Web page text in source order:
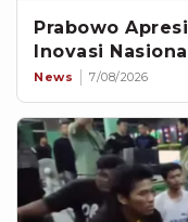
Prabowo
Inovasi
News 7/08/2026